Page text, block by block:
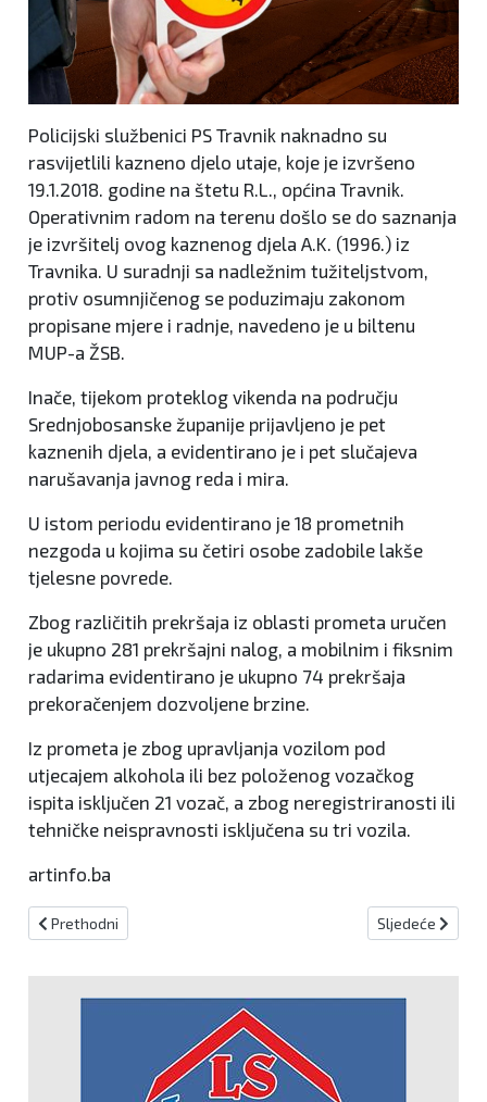
Policijski službenici PS Travnik naknadno su
rasvijetlili kazneno djelo utaje, koje je izvršeno
19.1.2018. godine na štetu R.L., općina Travnik.
Operativnim radom na terenu došlo se do saznanja
je izvršitelj ovog kaznenog djela A.K. (1996.) iz
Travnika. U suradnji sa nadležnim tužiteljstvom,
protiv osumnjičenog se poduzimaju zakonom
propisane mjere i radnje, navedeno je u biltenu
MUP-a ŽSB.
Inače, tijekom proteklog vikenda na području
Srednjobosanske županije prijavljeno je pet
kaznenih djela, a evidentirano je i pet slučajeva
narušavanja javnog reda i mira.
U istom periodu evidentirano je 18 prometnih
nezgoda u kojima su četiri osobe zadobile lakše
tjelesne povrede.
Zbog različitih prekršaja iz oblasti prometa uručen
je ukupno 281 prekršajni nalog, a mobilnim i fiksnim
radarima evidentirano je ukupno 74 prekršaja
prekoračenjem dozvoljene brzine.
Iz prometa je zbog upravljanja vozilom pod
utjecajem alkohola ili bez položenog vozačkog
ispita isključen 21 vozač, a zbog neregistriranosti ili
tehničke neispravnosti isključena su tri vozila.
artinfo.ba
Prethodni članak: U Busovači i Donjem Vakufu rasvijetljena dva
Prethodni Sljedeći
Sljedeće